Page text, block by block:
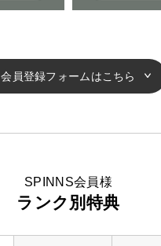
会員登録フォームはこちら
SPINNS会員様
ランク別特典